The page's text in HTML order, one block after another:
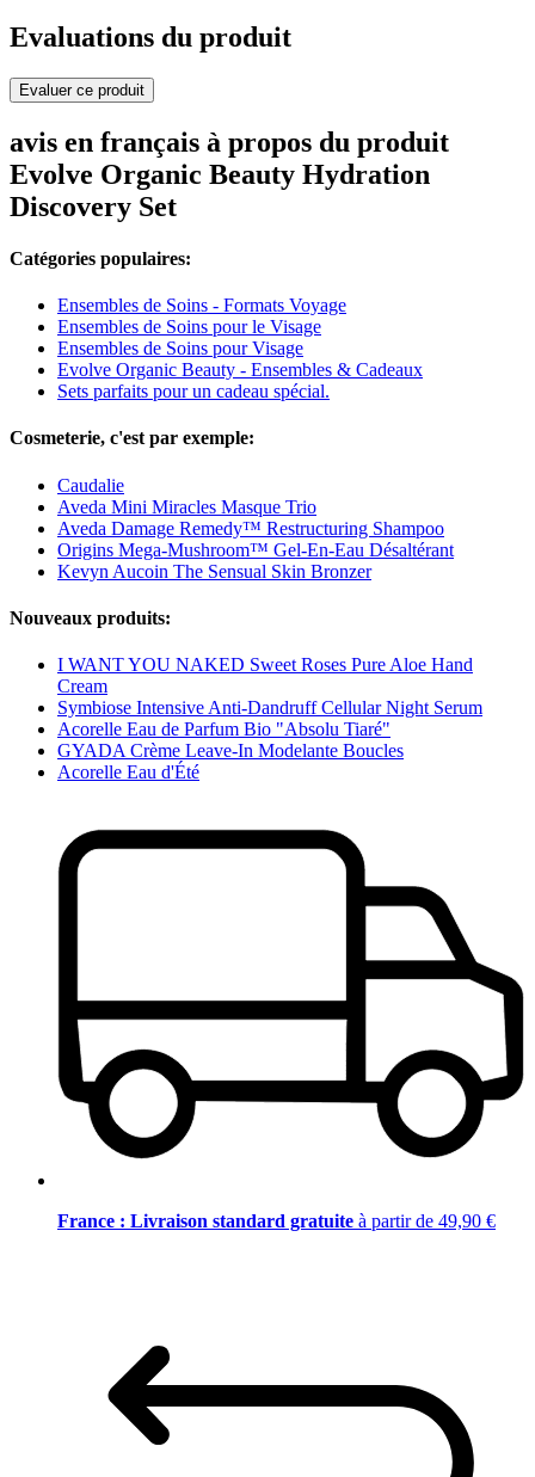
Evaluations du produit
Evaluer ce produit
avis en français à propos du produit
Evolve Organic Beauty Hydration
Discovery Set
Catégories populaires:
Ensembles de Soins - Formats Voyage
Ensembles de Soins pour le Visage
Ensembles de Soins pour Visage
Evolve Organic Beauty - Ensembles & Cadeaux
Sets parfaits pour un cadeau spécial.
Cosmeterie, c'est par exemple:
Caudalie
Aveda Mini Miracles Masque Trio
Aveda Damage Remedy™ Restructuring Shampoo
Origins Mega-Mushroom™ Gel-En-Eau Désaltérant
Kevyn Aucoin The Sensual Skin Bronzer
Nouveaux produits:
I WANT YOU NAKED Sweet Roses Pure Aloe Hand
Cream
Symbiose Intensive Anti-Dandruff Cellular Night Serum
Acorelle Eau de Parfum Bio "Absolu Tiaré"
GYADA Crème Leave-In Modelante Boucles
Acorelle Eau d'Été
France : Livraison standard gratuite à partir de 49,90 €